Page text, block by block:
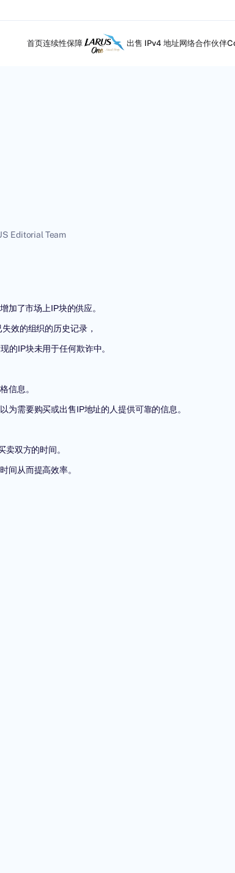
首页连续性保障 出售 IPv4 地址网络合作伙伴
Editorial Team
加了市场上IP块的供应。
效的组织的历史记录，
的IP块未用于任何欺诈中。
信息。
需要购买或出售IP地址的人提供可靠的信息。
双方的时间。
间从而提高效率。